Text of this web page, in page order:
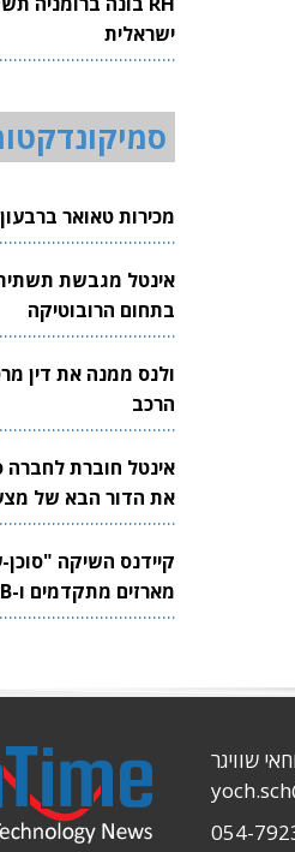
ישראלית
מכירות טאואר ברבעון
אינטל מגבשת תשתית
בתחום הרובוטיקה
ולנס ממנה את דין
הרכב
אינטל חוברת לחברה
את הדור הבא של
לשבבים
קיידנס השיקה
מארזים מתקדמים ו-PCB
שוויגר
054-